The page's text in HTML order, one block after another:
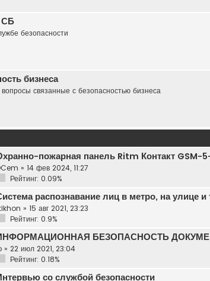
СБ
безопасности
бизнеса
связанные с безопасностью бизнеса
пожарная панель Ritm Контакт GSM-
» 14 фев 2024, 11:27
Рейтинг: 0.09%
распознавание лиц в метро, на улице и
» 15 авг 2021, 23:23
Рейтинг: 0.9%
БЕЗОПАСНОСТЬ
» 22 июл 2021, 23:04
Рейтинг: 0.18%
со службой безопасности